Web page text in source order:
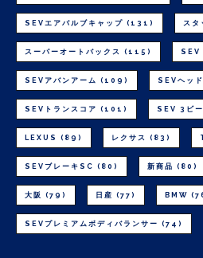
SEVエアバルブキャップ (131) スタ
スーパーオートバックス (115)
SEVアバンアーム (109) SEVヘッ
SEVトランスコア (101) SEV 3ビー
LEXUS (89) レクサス (83)
SEVブレーキSC (80) 新商品 (80)
大阪 (79) 日産 (77) BMW
SEVプレミアムボディバランサー (74)